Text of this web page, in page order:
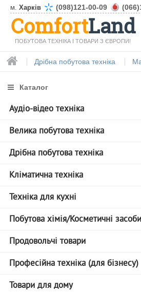
м. Харків (098)121-00-09
ComfortLand
ПОБУТОВА ТЕХНІКА І ТОВАРИ З ЄВРОПИ!
Дрібна побутова техніка
Каталог
Аудіо-відео техніка
Велика побутова техніка
Дрібна побутова техніка
Кліматична техніка
Техніка для кухні
Побутова хімія/Косметичні засоби
Продовольчі товари
Професійна техніка (для бізнесу)
Товари для дому